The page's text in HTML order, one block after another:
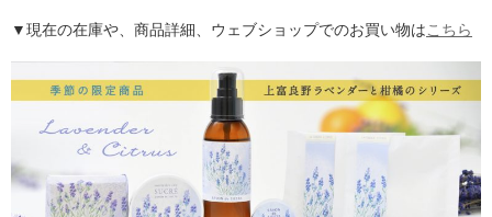
▼現在の在庫や、商品詳細、ウェブショップでのお買い物はこちら